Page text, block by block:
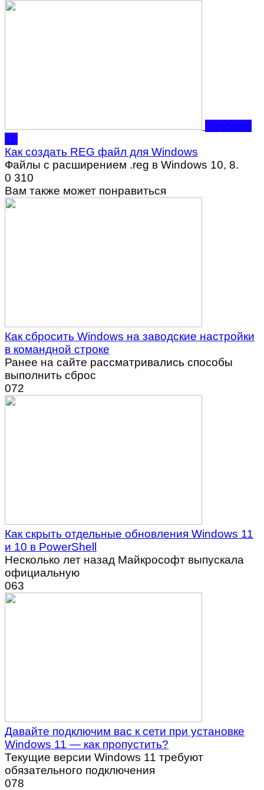
Windows
10
Как создать REG файл для Windows
Файлы с расширением .reg в Windows 10, 8.
0 310
Вам также может понравиться
Как сбросить Windows на заводские настройки
в командной строке
Ранее на сайте рассматривались способы
выполнить сброс
072
Как скрыть отдельные обновления Windows 11
и 10 в PowerShell
Несколько лет назад Майкрософт выпускала
официальную
063
Давайте подключим вас к сети при установке
Windows 11 — как пропустить?
Текущие версии Windows 11 требуют
обязательного подключения
078